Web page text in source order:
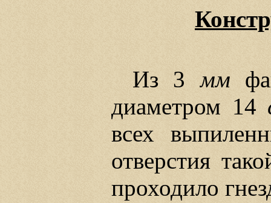
Из 3мм
диаметром 14
всех
отверстия
проходило